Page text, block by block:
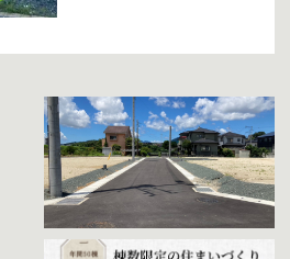
きます。
棟式といったイベントを大切にして
客様に安心していただけるよう「ご
足元からお部屋全体を均一に温めま
ら立ち上がり新品タオルのような仕
を温めます。そのため従来よりも少
しています。是非ご体感ください。
でも安心して打ち合わせを進めること